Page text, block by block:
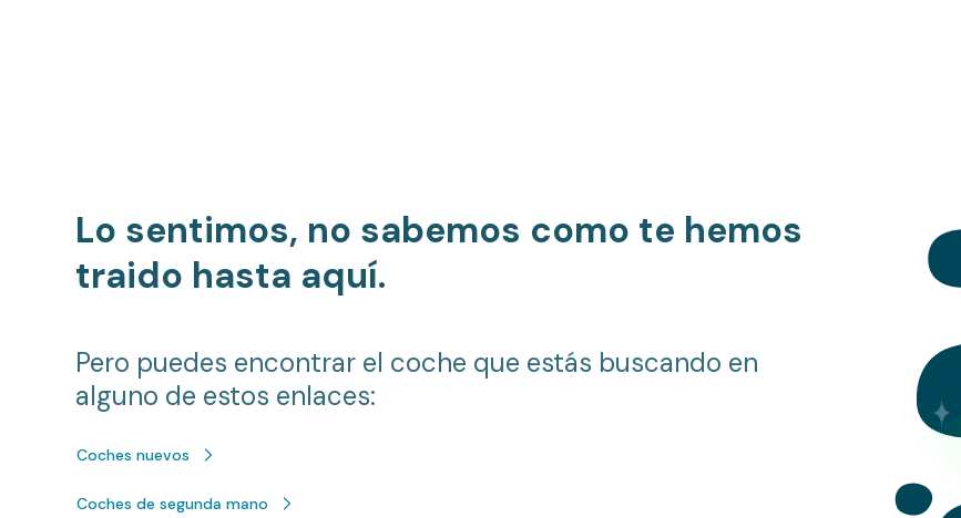
Lo sentimos, no sabemos como te hemos
traido hasta aquí.
Pero puedes encontrar el coche que estás buscando en
alguno de estos enlaces:
Coches nuevos
Coches de segunda mano